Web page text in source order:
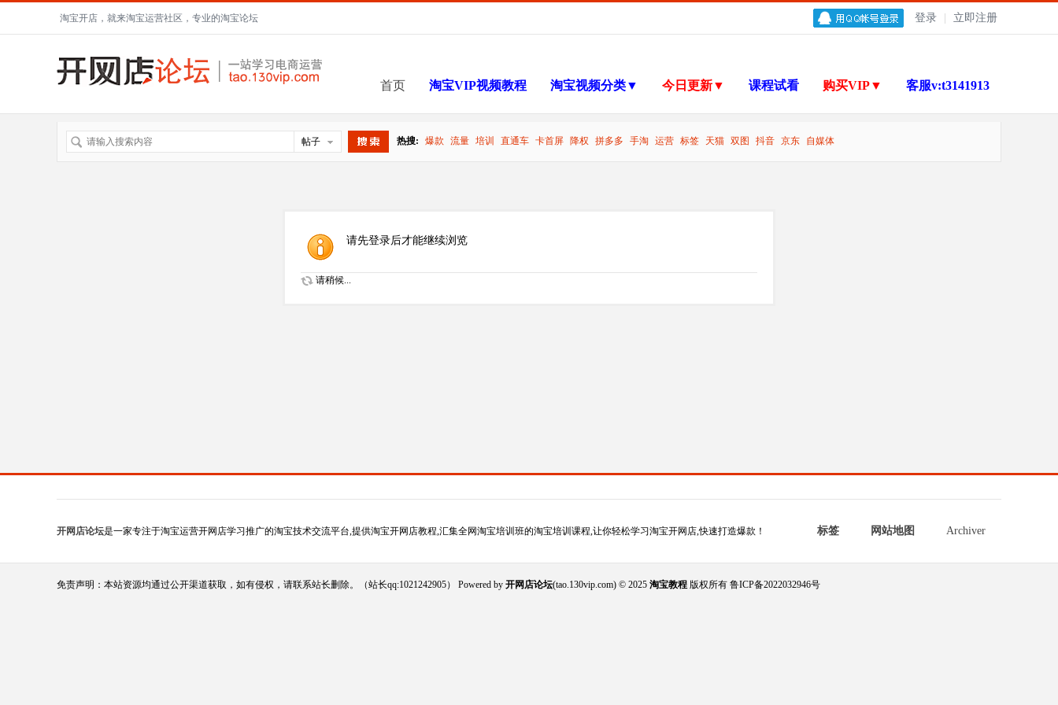
登录 立即注册
淘宝开店，就来淘宝运营社区，专业的淘宝论坛
首页 淘宝VIP视频教程 淘宝视频分类▼ 今日更新▼ 课程试看 购买VIP▼ 客服v:t3141913
帖子 热搜: 爆款 流量 培训 直通车 卡首屏 降权 拼多多 手淘 运营 标签 天猫 双图 抖音 京东 自媒体
请先登录后才能继续浏览
请稍候...
开网店论坛是一家专注于淘宝运营开网店学习推广的淘宝技术交流平台,提供淘宝开网店教程,汇集全网淘宝培训班的淘宝培训课程,让你轻松学习淘宝开网店,快速打造爆款！ 标签 网站地图 Archiver
免责声明：本站资源均通过公开渠道获取，如有侵权，请联系站长删除。（站长qq:1021242905） Powered by 开网店论坛(tao.130vip.com) © 2025 淘宝教程 版权所有 鲁ICP备2022032946号